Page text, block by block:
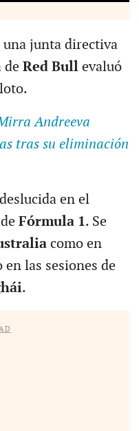
una junta directiva
de Red Bullevaluó
Andreeva
tras su eliminación
en el
Fórmula 1. Se
como en
las sesiones de
.